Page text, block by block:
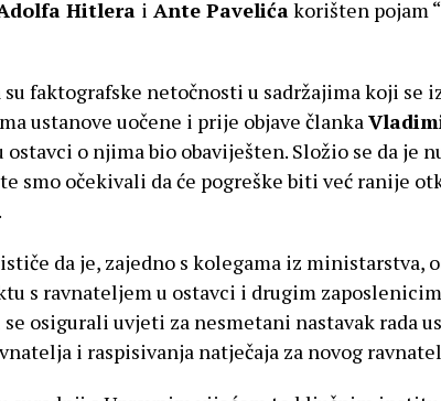
Hitlera i Ante Pavelića korišten pojam
faktografske netočnosti u sadržajima koji se
ustanove uočene i prije objave članka
ostavci o njima bio obaviješten. Složio se da je
smo očekivali da će pogreške biti već ranije
da je, zajedno s kolegama iz ministarstva,
s ravnateljem u ostavci i drugim
se osigurali uvjeti za nesmetani nastavak rada
i raspisivanja natječaja za novog